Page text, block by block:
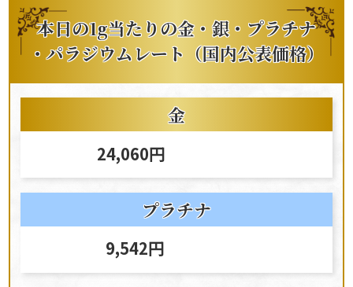
本日の1g当たりの金・銀・ プラチナ
・パラジウムレート（国内公表価格）
金
24,060円
プラチナ
9,542円